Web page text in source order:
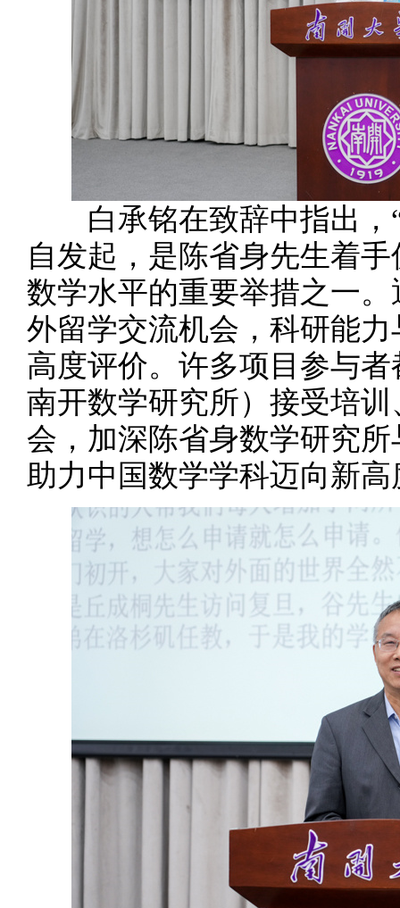
白承铭在致辞中指出，“
自发起，是陈省身先生着
数学水平的重要举措之一
外留学交流机会，科研能
高度评价。许多项目参与
南开数学研究所）接受培
会，加深陈省身数学研究
助力中国数学学科迈向新高